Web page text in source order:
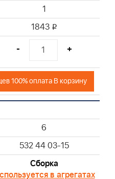
1
1843 i
- +
100% оплата В корзину
6
532 44 03-15
Сборка
в агрегатах